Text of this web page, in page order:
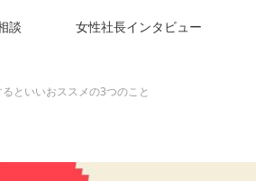
談 女性社長インタビュー
といいおススメの3つのこと